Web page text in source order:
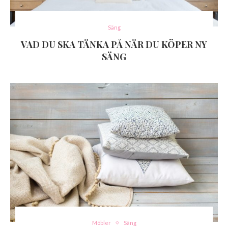
Säng
VAD DU SKA TÄNKA PÅ NÄR DU KÖPER NY
SÄNG
Möbler Säng